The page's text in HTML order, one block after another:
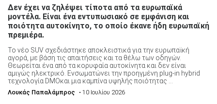
Δεν έχει να ζηλέψει τίποτα από τα ευρωπαϊκά
μοντέλα. Είναι ένα εντυπωσιακό σε εμφάνιση και
ποιότητα αυτοκίνητο, το οποίο έκανε ήδη ευρωπαϊκή
πρεμιέρα.
Το νέο SUV σχεδιάστηκε αποκλειστικά για την ευρωπαϊκή
αγορά, με βάση τις απαιτήσεις και τα θέλω των οδηγών.
Θεωρείται ένα από τα κορυφαία αυτοκίνητα και δεν είναι
αμιγώς ηλεκτρικό. Ενσωματώνει την προηγμένη plug-in hybrid
τεχνολογία DMOκαι μια καμπίνα υψηλής ποιότητας ...
Λουκάς Παπαλάμπρος • 10 Ιουλίου 2026